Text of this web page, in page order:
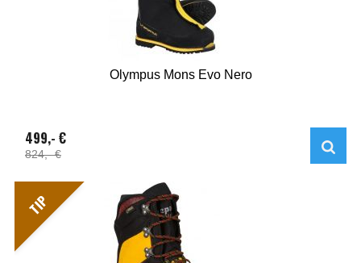
Olympus Mons Evo Nero
499,- €
824,- €
TIP